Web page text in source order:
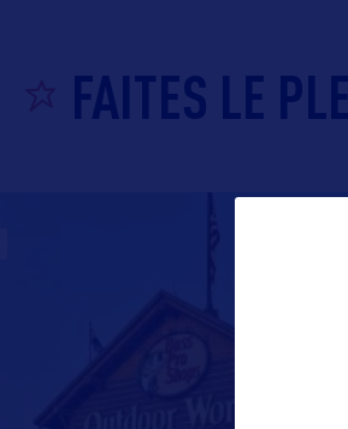
FAITES LE